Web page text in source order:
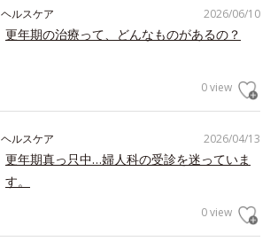
2026/06/10
ヘルスケア
更年期の治療って、どんなものがあるの？
0 view
2026/04/13
ヘルスケア
更年期真っ只中…婦人科の受診を迷っていま
す。
0 view